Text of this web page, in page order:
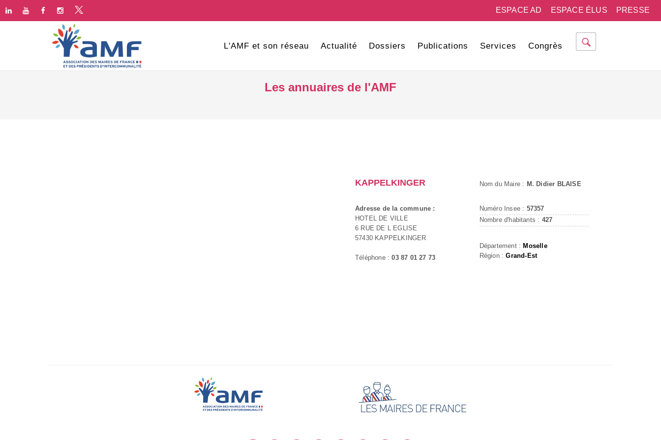
PRESSE
ESPACE ÉLUS
ESPACE AD
L'AMF et son réseau Actualité Dossiers Publications Services Congrès
Les annuaires de l'AMF
KAPPELKINGER
Adresse de la commune :
HOTEL DE VILLE
6 RUE DE L EGLISE
57430 KAPPELKINGER
Téléphone :03 87 01 27 73
Nom du Maire : M. Didier BLAISE
Numéro Insee : 57357
Nombre d'habitants : 427
Département : Moselle
Région :Grand-Est